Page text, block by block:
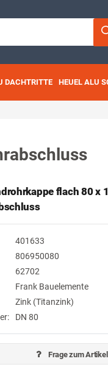
DACHTRITTE HEUEL ALU
flach 80 x
401633
806950080
62702
Frank Bauelemente
Zink (Titanzink)
DN 80
Frage zum Artikel